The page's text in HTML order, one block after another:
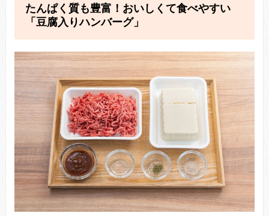
たんぱく質も豊富！おいしくて⾷べやすい
「⾖腐⼊りハンバーグ」